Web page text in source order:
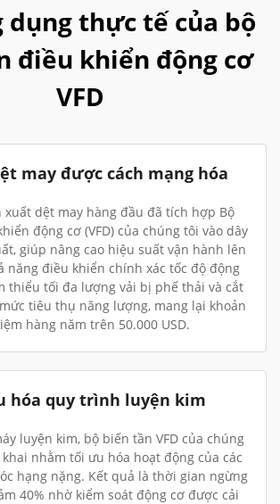
dụng thực tế của bộ
điều khiển động cơ
VFD
may được cách mạng hóa
xuất dệt may hàng đầu đã tích hợp Bộ
động cơ (VFD) của chúng tôi vào dây
giúp nâng cao hiệu suất vận hành lên
năng điều khiển chính xác tốc độ động
thiểu tối đa lượng vải bị phế thải và cắt
tiêu thụ năng lượng, mang lại khoản
hàng năm trên 50.000 USD.
hóa quy trình luyện kim
luyện kim, bộ biến tần VFD của chúng
nhằm tối ưu hóa hoạt động của các
hạng nặng. Kết quả là thời gian ngừng
40% nhờ kiểm soát động cơ được cải